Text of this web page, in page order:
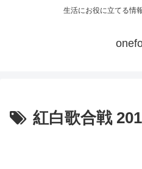
生活にお役に立てる情
紅白歌合戦